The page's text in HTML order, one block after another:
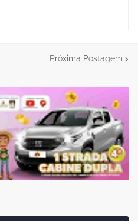
Próxima Postagem